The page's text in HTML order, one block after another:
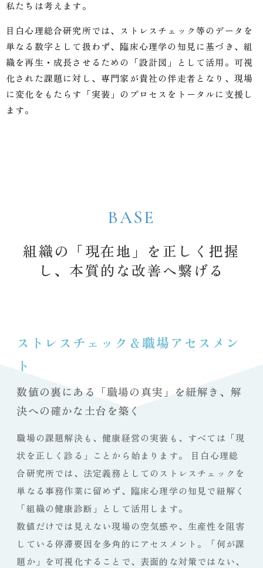
私たちは考えます。
目白心理総合研究所では、ストレスチェック等のデータを
単なる数字として扱わず、臨床心理学の知見に基づき、組
織を再生・成長させるための「設計図」として活用。可視
化された課題に対し、専門家が貴社の伴走者となり、現場
に変化をもたらす「実装」のプロセスをトータルに支援し
ます。
BASE
組織の「現在地」を正しく把握
し、 本質的な改善へ繋げる
ストレスチェック＆職場アセスメン
ト
数値の裏にある「職場の真実」を紐解き、解
決への確かな土台を築く
職場の課題解決も、健康経営の実装も、すべては「現
状を正しく診る」ことから始まります。 目白心理総
合研究所では、法定義務としてのストレスチェックを
単なる事務作業に留めず、臨床心理学の知見で紐解く
「組織の健康診断」として活用します。
数値だけでは見えない現場の空気感や、生産性を阻害
している停滞要因を多角的にアセスメント。「何が課
題か」を可視化することで、表面的な対策ではない、